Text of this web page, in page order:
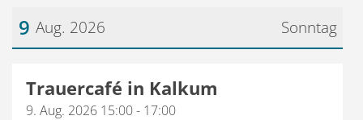
Sonntag
9 Aug. 2026
Trauercafé in Kalkum
9. Aug. 2026 15:00 - 17:00